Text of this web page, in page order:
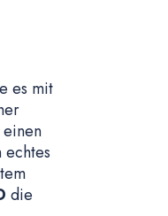
es mit
die